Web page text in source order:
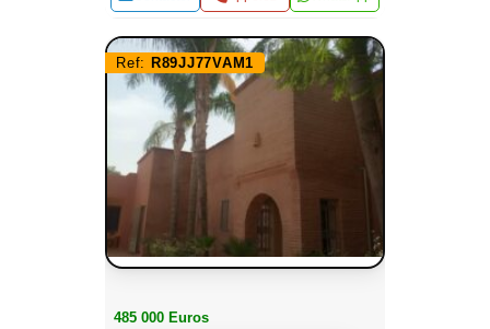
Ref: R89JJ77VAM1
485 000 Euros